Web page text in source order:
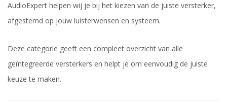
AudioExpert helpen wij je bij het kiezen van de juiste versterker,
afgestemd op jouw luisterwensen en systeem.
Deze categorie geeft een compleet overzicht van alle
geïntegreerde versterkers en helpt je om eenvoudig de juiste
keuze te maken.